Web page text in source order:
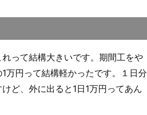
って結構大きいです。期間工をや
万円って結構軽かったです。１日分
ど、外に出ると1日1万円ってあん